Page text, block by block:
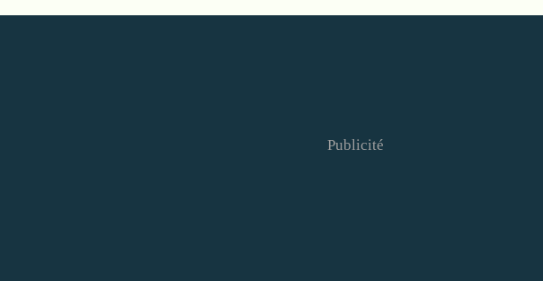
Publicité